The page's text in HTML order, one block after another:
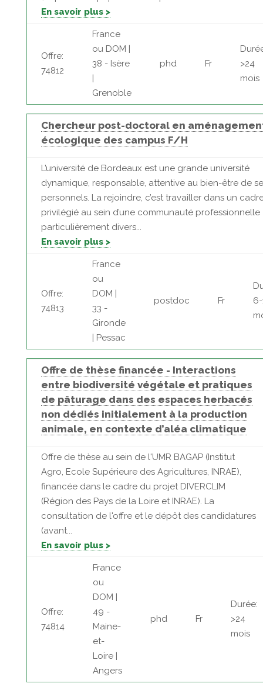
En savoir plus >
Offre:
74812
France
ou DOM |
38 - Isère
|
Grenoble
phd Fr
>24
mois
Chercheur post-doctoral en
écologique des campus F/H
L’université de Bordeaux est une grande université
dynamique, responsable, attentive au bien-être de
personnels. La rejoindre, c’est travailler dans un
privilégié au sein d’une communauté professionnelle
particulièrement divers...
En savoir plus >
Offre:
74813
France
ou
DOM |
33 -
Gironde
| Pessac
postdoc Fr
6-
Offre de thèse financée - Interactions
entre biodiversité végétale et pratiques
de pâturage dans des espaces herbacés
non dédiés initialement à la production
animale, en contexte d’aléa climatique
Offre de thèse au sein de l'UMR BAGAP (Institut
Agro, Ecole Supérieure des Agricultures, INRAE),
financée dans le cadre du projet DIVERCLIM
(Région des Pays de la Loire et INRAE). La
consultation de l'offre et le dépôt des candidatures
(avant...
En savoir plus >
Offre:
74814
France
ou
DOM |
49 -
Maine-
et-
Loire |
Angers
phd Fr
Durée:
>24
mois